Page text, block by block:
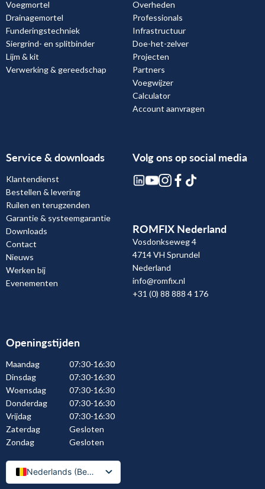
Voegmortel
Drainagemortel
Funderingstechniek
Siergrind- en splitbinder
Lijm & kit
Verwerking & gereedschap
Overheden
Professionals
Infrastructuur
Doe-het-zelver
Projecten
Partners
Voegwijzer
Calculator
Account aanvragen
Service & downloads
Klantendienst
Bestellen & levering
Ruilen en terugzenden
Garantie & systeemgarantie
Downloads
Contact
Nieuws
Werken bij
Evenementen
Volg ons op social media
ROMFIX Nederland
Vosdonkseweg 4
4714 VH Sprundel
Nederland
info@romfix.nl
+31 (0) 88 888 4 176
Openingstijden
Maandag
07:30-16:30
Dinsdag
07:30-16:30
Woensdag
07:30-16:30
Donderdag
07:30-16:30
Vrijdag
07:30-16:30
Zaterdag
Gesloten
Zondag
Gesloten
Nederlands (België)